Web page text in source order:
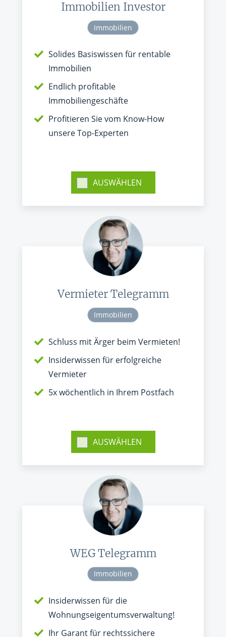
Immobilien Investor
Immobilien
Solides Basiswissen für rentable
Immobilien
Endlich profitable
Immobiliengeschäfte
Profitieren Sie vom Know-How
unsere Top-Experten
AUSWÄHLEN
Vermieter Telegramm
Immobilien
Schluss mit Ärger beim Vermieten!
Insiderwissen für erfolgreiche
Vermieter
5x wöchentlich in Ihrem Postfach
AUSWÄHLEN
WEG Telegramm
Immobilien
Insiderwissen für die
Wohnungseigentumsverwaltung!
Ihr Garant für rechtssichere